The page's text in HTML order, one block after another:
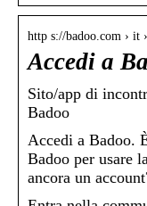
http s://badoo.com › it
Accedi a
Sito/app di
Badoo
Accedi a Badoo.
Badoo per usare
ancora un